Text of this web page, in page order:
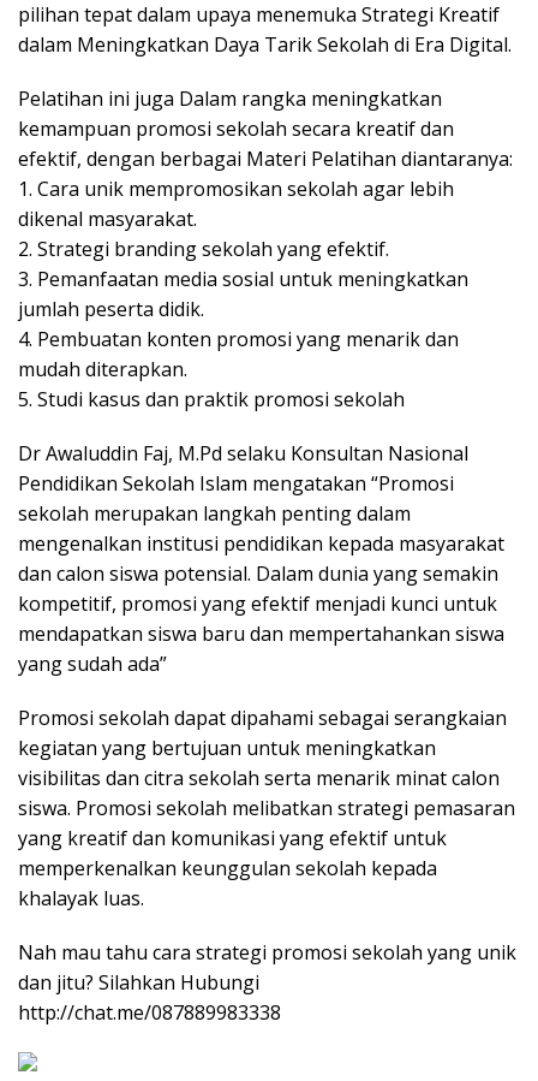
pilihan tepat dalam upaya menemuka Strategi Kreatif
dalam Meningkatkan Daya Tarik Sekolah di Era Digital.
Pelatihan ini juga Dalam rangka meningkatkan
kemampuan promosi sekolah secara kreatif dan
efektif, dengan berbagai Materi Pelatihan diantaranya:
1. Cara unik mempromosikan sekolah agar lebih
dikenal masyarakat.
2. ⁠Strategi branding sekolah yang efektif.
3. ⁠Pemanfaatan media sosial untuk meningkatkan
jumlah peserta didik.
4. ⁠Pembuatan konten promosi yang menarik dan
mudah diterapkan.
5. ⁠Studi kasus dan praktik promosi sekolah
Dr Awaluddin Faj, M.Pd selaku Konsultan Nasional
Pendidikan Sekolah Islam mengatakan “Promosi
sekolah merupakan langkah penting dalam
mengenalkan institusi pendidikan kepada masyarakat
dan calon siswa potensial. Dalam dunia yang semakin
kompetitif, promosi yang efektif menjadi kunci untuk
mendapatkan siswa baru dan mempertahankan siswa
yang sudah ada”
Promosi sekolah dapat dipahami sebagai serangkaian
kegiatan yang bertujuan untuk meningkatkan
visibilitas dan citra sekolah serta menarik minat calon
siswa. Promosi sekolah melibatkan strategi pemasaran
yang kreatif dan komunikasi yang efektif untuk
memperkenalkan keunggulan sekolah kepada
khalayak luas.
Nah mau tahu cara strategi promosi sekolah yang unik
dan jitu? Silahkan Hubungi
http://chat.me/087889983338